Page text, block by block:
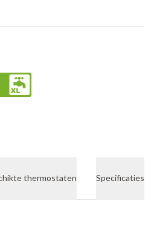
thermostaten Specificaties